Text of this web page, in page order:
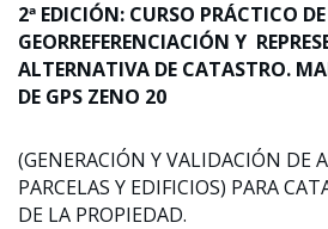
2ª EDICIÓN: CURSO PRÁCTICO DE
GEORREFERENCIACIÓN Y
ALTERNATIVA DE CATASTRO.
DE GPS ZENO 20
(GENERACIÓN Y VALIDACIÓN DE
PARCELAS Y EDIFICIOS) PARA
DE LA PROPIEDAD.